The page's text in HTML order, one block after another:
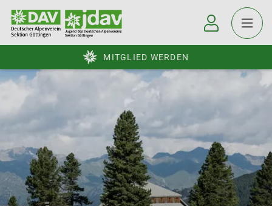
MITGLIED WERDEN